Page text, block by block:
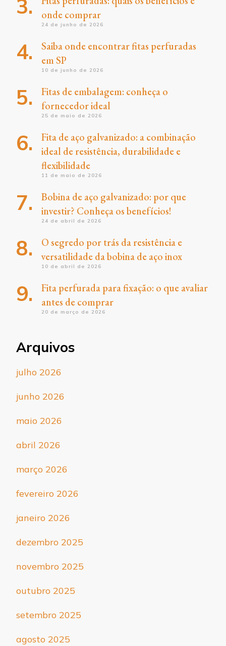
onde comprar
24 de junho de 2026
Saiba onde encontrar fitas perfuradas
em SP
10 de junho de 2026
Fitas de embalagem: conheça o
fornecedor ideal
25 de maio de 2026
Fita de aço galvanizado: a combinação
ideal de resistência, durabilidade e
flexibilidade
11 de maio de 2026
Bobina de aço galvanizado: por que
investir? Conheça os benefícios!
24 de abril de 2026
O segredo por trás da resistência e
versatilidade da bobina de aço inox
10 de abril de 2026
Fita perfurada para fixação: o que avaliar
antes de comprar
20 de março de 2026
Arquivos
julho 2026
junho 2026
maio 2026
abril 2026
março 2026
fevereiro 2026
janeiro 2026
dezembro 2025
novembro 2025
outubro 2025
setembro 2025
agosto 2025